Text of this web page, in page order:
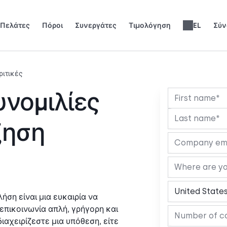
Πελάτες Πόροι Συνεργάτες Τιμολόγηση EL
είναι μια ευκαιρία να
απλή, γρήγορη και
μια υπόθεση, είτε